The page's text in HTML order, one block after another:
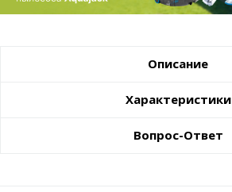
Описание
Характеристики
Вопрос-Ответ